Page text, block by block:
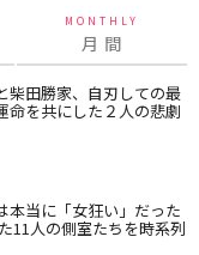
MONTHLY
月 間
柴田勝家、自刃しての最
を共にした２人の悲劇
本当に「女狂い」だった
11人の側室たちを時系列